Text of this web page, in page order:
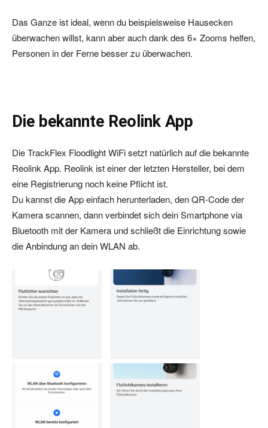
Das Ganze ist ideal, wenn du beispielsweise Hausecken
überwachen willst, kann aber auch dank des 6× Zooms helfen,
Personen in der Ferne besser zu überwachen.
Die bekannte Reolink App
Die TrackFlex Floodlight WiFi setzt natürlich auf die bekannte
Reolink App. Reolink ist einer der letzten Hersteller, bei dem
eine Registrierung noch keine Pflicht ist.
Du kannst die App einfach herunterladen, den QR-Code der
Kamera scannen, dann verbindet sich dein Smartphone via
Bluetooth mit der Kamera und schließt die Einrichtung sowie
die Anbindung an dein WLAN ab.